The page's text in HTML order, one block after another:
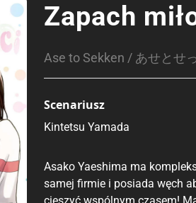
Zapach
Ase to Sekken / あせとせ
Scenariusz
Kintetsu Yamada
Asako Yaeshima ma
samej firmie i posiada węch